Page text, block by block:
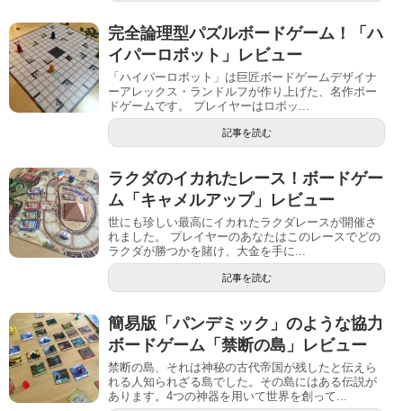
完全論理型パズルボードゲーム！「ハ
イパーロボット」レビュー
「ハイパーロボット」は巨匠ボードゲームデザイナ
ーアレックス・ランドルフが作り上げた、名作ボー
ドゲームです。 プレイヤーはロボッ...
記事を読む
ラクダのイカれたレース！ボードゲー
ム「キャメルアップ」レビュー
世にも珍しい最高にイカれたラクダレースが開催さ
れました。 プレイヤーのあなたはこのレースでどの
ラクダが勝つかを賭け、大金を手に...
記事を読む
簡易版「パンデミック」のような協力
ボードゲーム「禁断の島」レビュー
禁断の島、それは神秘の古代帝国が残したと伝えら
れる人知られざる島でした。その島にはある伝説が
あります。4つの神器を用いて世界を創って...